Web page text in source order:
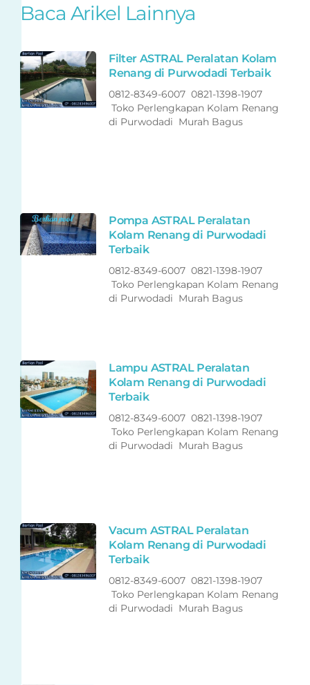
Baca Arikel Lainnya
Filter ASTRAL Peralatan Kolam
Renang di Purwodadi Terbaik
0812-8349-6007 0821-1398-1907
Toko Perlengkapan Kolam Renang
di Purwodadi Murah Bagus
Pompa ASTRAL Peralatan
Kolam Renang di Purwodadi
Terbaik
0812-8349-6007 0821-1398-1907
Toko Perlengkapan Kolam Renang
di Purwodadi Murah Bagus
Lampu ASTRAL Peralatan
Kolam Renang di Purwodadi
Terbaik
0812-8349-6007 0821-1398-1907
Toko Perlengkapan Kolam Renang
di Purwodadi Murah Bagus
Vacum ASTRAL Peralatan
Kolam Renang di Purwodadi
Terbaik
0812-8349-6007 0821-1398-1907
Toko Perlengkapan Kolam Renang
di Purwodadi Murah Bagus